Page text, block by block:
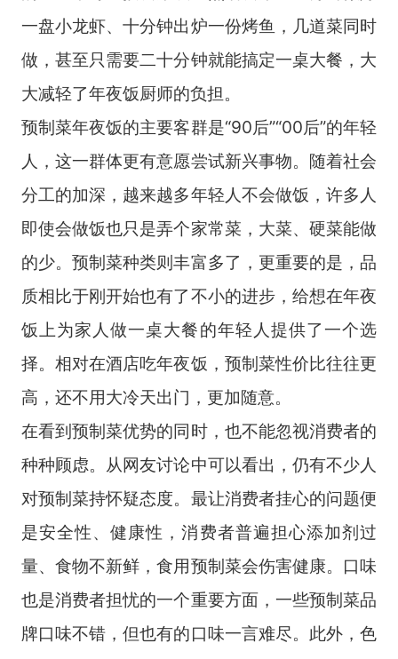
一盘小龙虾、十分钟出炉一份烤鱼，几道菜同时
做，甚至只需要二十分钟就能搞定一桌大餐，大
大减轻了年夜饭厨师的负担。
预制菜年夜饭的主要客群是“90后”“00后”的年轻
人，这一群体更有意愿尝试新兴事物。随着社会
分工的加深，越来越多年轻人不会做饭，许多人
即使会做饭也只是弄个家常菜，大菜、硬菜能做
的少。预制菜种类则丰富多了，更重要的是，品
质相比于刚开始也有了不小的进步，给想在年夜
饭上为家人做一桌大餐的年轻人提供了一个选
择。相对在酒店吃年夜饭，预制菜性价比往往更
高，还不用大冷天出门，更加随意。
在看到预制菜优势的同时，也不能忽视消费者的
种种顾虑。从网友讨论中可以看出，仍有不少人
对预制菜持怀疑态度。最让消费者挂心的问题便
是安全性、健康性，消费者普遍担心添加剂过
量、食物不新鲜，食用预制菜会伤害健康。口味
也是消费者担忧的一个重要方面，一些预制菜品
牌口味不错，但也有的口味一言难尽。此外，色